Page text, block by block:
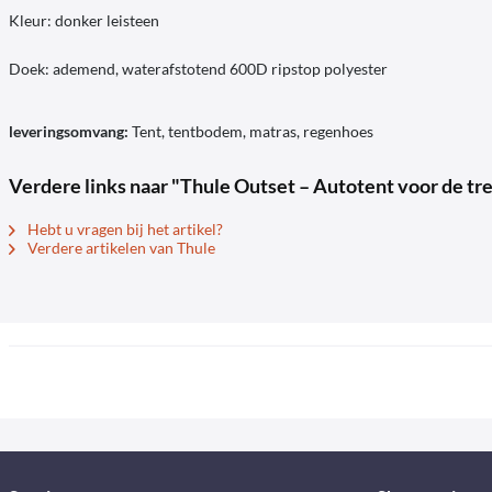
Kleur: donker leisteen
Doek: ademend, waterafstotend 600D ripstop polyester
leveringsomvang: Tent, tentbodem, matras, regenhoes
Verdere links naar "Thule Outset – Autotent voor de
Hebt u vragen bij het artikel?
Verdere artikelen van Thule